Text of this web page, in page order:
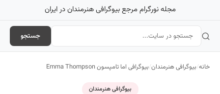
مجله نورگرام مرجع بیوگرافی هنرمندان در ایران
جستجو
خانه/بیوگرافی هنرمندان/بیوگرافی اما تامپسون Emma Thompson
بیوگرافی هنرمندان